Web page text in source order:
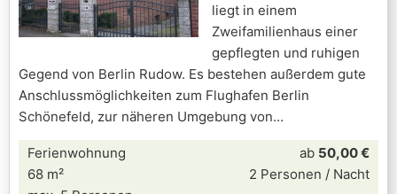
liegt in einem
Zweifamilienhaus einer
gepflegten und ruhigen
Gegend von Berlin Rudow. Es bestehen außerdem gute
Anschlussmöglichkeiten zum Flughafen Berlin
Schönefeld, zur näheren Umgebung von
Ferienwohnung
68 m²
ab 50,00 €
2 Personen / Nacht